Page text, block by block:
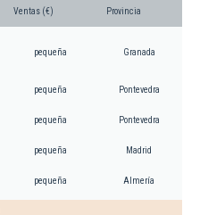
Ventas (€) Provincia
pequeña Granada
pequeña Pontevedra
pequeña Pontevedra
pequeña Madrid
pequeña Almería